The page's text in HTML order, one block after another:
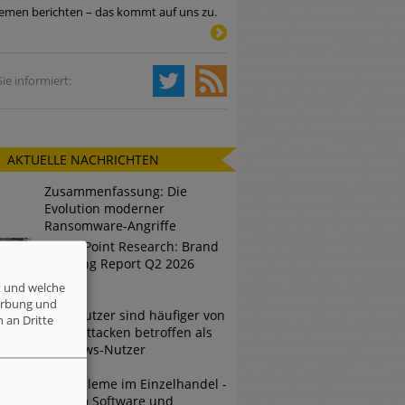
bei Web-DDoS-Angriffen
reagiert
der Datendiebe
berichten – das kommt auf uns zu.
informiert:
AKTUELLE NACHRICHTEN
Zusammenfassung: Die
Evolution moderner
Ransomware-Angriffe
Check Point Research: Brand
Phishing Report Q2 2026
Mac-Nutzer sind häufiger von
Cyberattacken betroffen als
Windows-Nutzer
IT-Probleme im Einzelhandel -
Warum Software und
welche
und
an Dritte